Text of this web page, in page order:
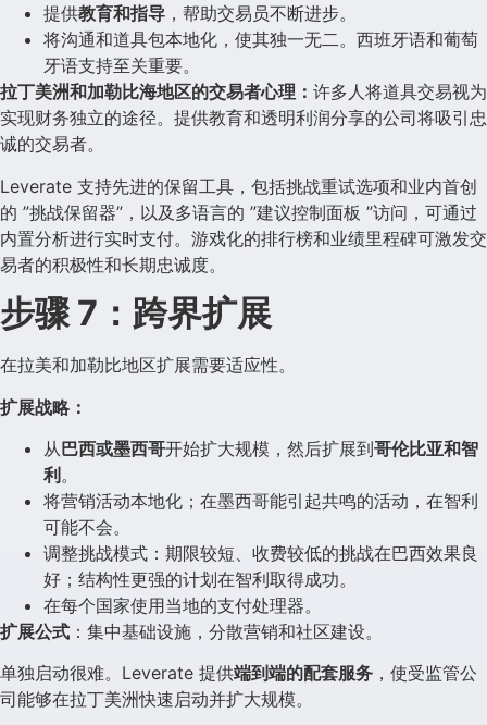
提供教育和指导 ，帮助交易员不断进步。
将沟通和道具包本地化，使其独一无二。西班牙语和葡萄
牙语支持至关重要。
拉丁美洲和加勒比海地区的交易者心理： 许多人将道具交易视为
实现财务独立的途径。提供教育和透明利润分享的公司将吸引忠
诚的交易者。
Leverate 支持先进的保留工具，包括挑战重试选项和业内首创
的 ”挑战保留器”，以及多语言的 ”建议控制面板 ”访问，可通过
内置分析进行实时支付。游戏化的排行榜和业绩里程碑可激发交
易者的积极性和长期忠诚度。
步骤 7：跨界扩展
在拉美和加勒比地区扩展需要适应性。
扩展战略：
从巴西或墨西哥开始扩大规模，然后扩展到哥伦比亚和智
利。
将营销活动本地化；在墨西哥能引起共鸣的活动，在智利
可能不会。
调整挑战模式：期限较短、收费较低的挑战在巴西效果良
好；结构性更强的计划在智利取得成功。
在每个国家使用当地的支付处理器。
扩展公式 ：集中基础设施，分散营销和社区建设。
单独启动很难。Leverate 提供端到端的配套服务 ，使受监管公
司能够在拉丁美洲快速启动并扩大规模。